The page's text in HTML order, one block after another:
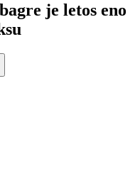
je letos eno